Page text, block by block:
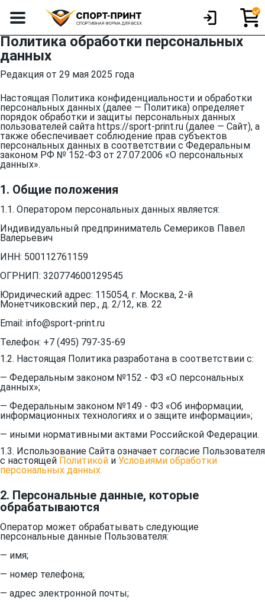
Политика обработки персональных
данных
Редакция от 29 мая 2025 года
Настоящая Политика конфиденциальности и обработки
персональных данных (далее — Политика) определяет
порядок обработки и защиты персональных данных
пользователей сайта https://sport-print.ru (далее — Сайт), а
также обеспечивает соблюдение прав субъектов
персональных данных в соответствии с Федеральным
законом РФ № 152-ФЗ от 27.07.2006 «О персональных
данных».
1. Общие положения
1.1. Оператором персональных данных является:
Индивидуальный предприниматель Семериков Павел
Валерьевич
ИНН: 500112761159
ОГРНИП: 320774600129545
Юридический адрес: 115054, г. Москва, 2-й
Монетчиковский пер., д. 2/12, кв. 22
Email: info@sport-print.ru
Телефон: +7 (495) 797-35-69
1.2. Настоящая Политика разработана в соответствии с:
— Федеральным законом №152 - ФЗ «О персональных
данных»;
— Федеральным законом №149 - ФЗ «Об информации,
информационных технологиях и о защите информации»;
— иными нормативными актами Российской Федерации.
1.3. Использование Сайта означает согласие Пользователя
с настоящей Политикой и Условиями обработки
персональных данных.
2. Персональные данные, которые
обрабатываются
Оператор может обрабатывать следующие
персональные данные Пользователя:
— имя;
— номер телефона;
— адрес электронной почты;